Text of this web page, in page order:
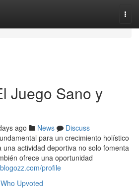
Juego Sano y
ago News
Discuss
para un crecimiento holístico
una actividad deportiva no solo fomenta
ofrece una oportunidad
profile
Who Upvoted